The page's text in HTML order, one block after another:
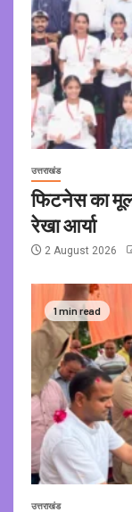
उत्तराखंड
फिटनेस का
रेखा आर्या
2 August 2026
1 min read
उत्तराखंड